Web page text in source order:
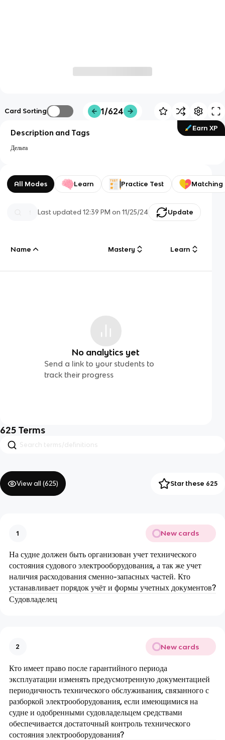
Card Sorting 1/624
Earn XP
Description and Tags
Дельта
All Modes Learn Practice Test Matching
Last updated12:39 PM on 11/25/24 Update
Name Mastery Learn
No analytics yet
Send a link to your students to
track their progress
625 Terms
View all (625) Star these 625
1 New cards
На судне должен быть организован учет технического
состояния судового электрооборудования, а так же учет
наличия расходования сменно-запасных частей. Кто
устанавливает порядок учёт и формы учетных документов?
Судовладелец
2 New cards
Кто имеет право после гарантийного периода
эксплуатации изменять предусмотренную документацией
периодичность технического обслуживания, связанного с
разборкой электрооборудования, если имеющимися на
судне и одобренными судовладельцем средствами
обеспечивается достаточный контроль технического
состояния электрооборудования?